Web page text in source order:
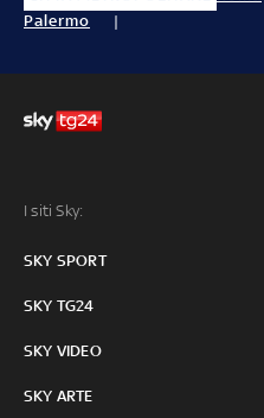
Palermo
I siti Sky:
SKY SPORT
SKY TG24
SKY VIDEO
SKY ARTE